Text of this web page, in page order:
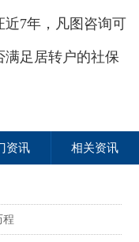
7年，凡图咨询可
足居转户的社保
资讯 相关资讯
程